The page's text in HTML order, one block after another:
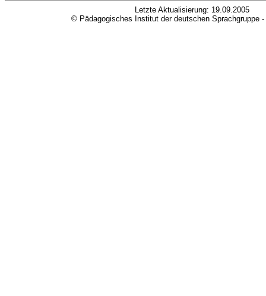
Letzte Aktualisierung: 19.09.2005
© Pädagogisches Institut der deutschen Sprachgruppe